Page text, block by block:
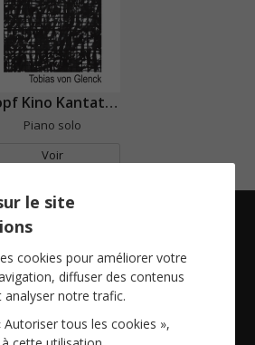
Kopf Kino Kantaten
Piano solo
Voir
Contactez-nous
Qui sommes-nous
FAQ
le site
cookies pour améliorer votre
diffuser des contenus
analyser notre trafic.
Autoriser tous les cookies »,